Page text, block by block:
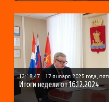
13:18:47 17 января 2025 года,
Итоги недели от 16.12.2024